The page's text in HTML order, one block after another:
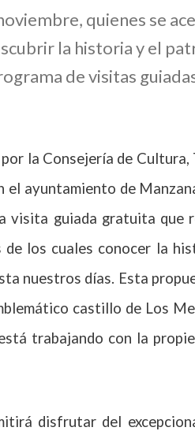
quienes se
la historia y el
de visitas
la Consejería de
ayuntamiento de
visita guiada gratuita que
los cuales conocer la
nuestros días. Esta
castillo de Los
trabajando con la
disfrutar del